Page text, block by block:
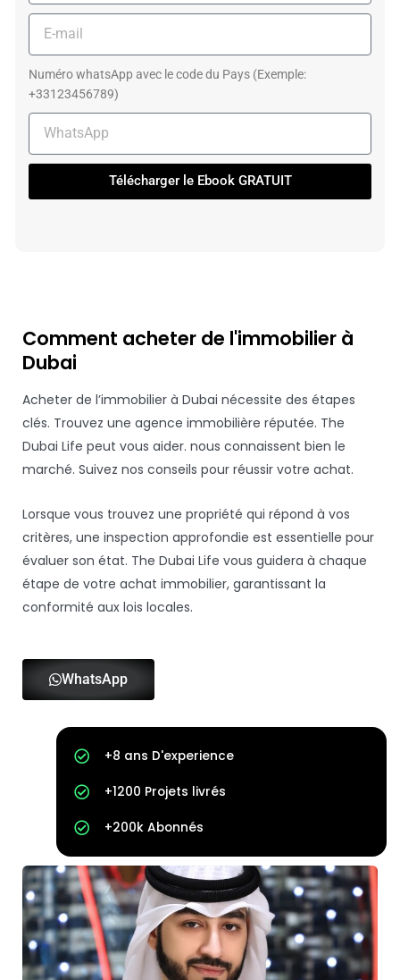
mail
Numéro whatsApp avec le code du Pays (Exemple:
+33123456789)
Télécharger le Ebook GRATUIT
Comment acheter de l'immobilier à
Dubai
Acheter de l’immobilier à Dubai nécessite des étapes
clés. Trouvez une agence immobilière réputée. The
Dubai Life peut vous aider. nous connaissent bien le
marché. Suivez nos conseils pour réussir votre achat.
Lorsque vous trouvez une propriété qui répond à vos
critères, une inspection approfondie est essentielle pour
évaluer son état. The Dubai Life vous guidera à chaque
étape de votre achat immobilier, garantissant la
conformité aux lois locales.
WhatsApp
+8 ans D'experience
+1200 Projets livrés
+200k Abonnés